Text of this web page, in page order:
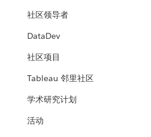
社区领导者
DataDev
社区项目
Tableau 邻里社区
学术研究计划
活动